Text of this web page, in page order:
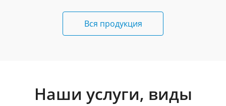
Вся продукция
Наши услуги, виды